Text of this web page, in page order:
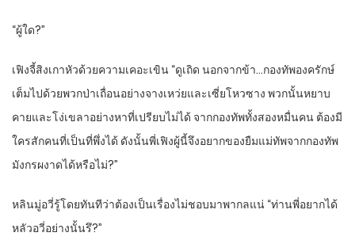
“ผู้ใด?”
เฟิงจี้สิงเกาหัวด้วยความเคอะเขิน “ดูเถิด นอกจากข้า…กองทัพองครักษ์
เต็มไปด้วยพวกป่าเถื่อนอย่างจางเหว่ยและเซี่ยโหวซาง พวกนั้นหยาบ
คายและโง่เขลาอย่างหาที่เปรียบไม่ได้ จากกองทัพทั้งสองหมื่นคน ต้องมี
ใครสักคนที่เป็นที่พึ่งได้ ดังนั้นพี่เฟิงผู้นี้จึงอยากของยืมแม่ทัพจากกองทัพ
มังกรผงาดได้หรือไม่?”
หลินมู่อวี่รู้โดยทันทีว่าต้องเป็นเรื่องไม่ชอบมาพากลแน่ “ท่านพี่อยากได้
หลัวอวี่อย่างนั้นรึ?”